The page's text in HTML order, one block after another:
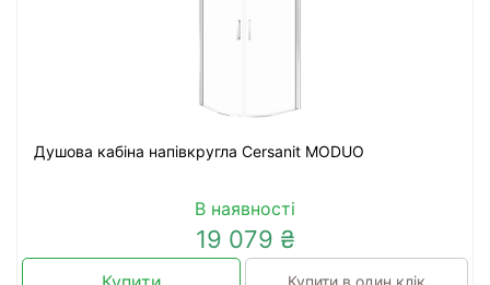
Душова кабіна напівкругла Cersanit MODUO
В наявності
19 079 ₴
Купити в один клік